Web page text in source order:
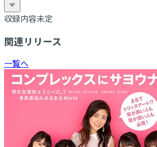
収録内容未定
関連リリース
一覧へ